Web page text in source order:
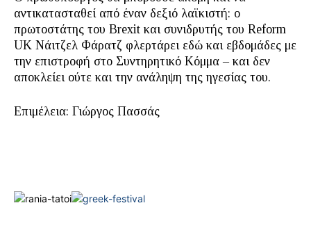
αντικατασταθεί από έναν δεξιό λαϊκιστή: ο
πρωτοστάτης του Brexit και συνιδρυτής του Reform
UK Νάιτζελ Φάρατζ φλερτάρει εδώ και εβδομάδες με
την επιστροφή στο Συντηρητικό Κόμμα – και δεν
αποκλείει ούτε και την ανάληψη της ηγεσίας του.
Επιμέλεια: Γιώργος Πασσάς